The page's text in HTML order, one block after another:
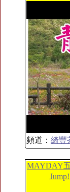
頻道： 綺豐
MAYDAY